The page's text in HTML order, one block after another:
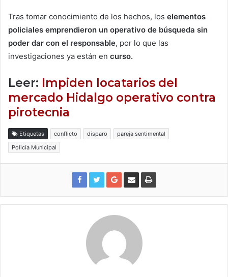
Tras tomar conocimiento de los hechos, los elementos
policiales emprendieron un operativo de búsqueda sin
poder dar con el responsable, por lo que las
investigaciones ya están en curso.
Leer: Impiden locatarios del
mercado Hidalgo operativo contra
pirotecnia
Etiquetas conflicto disparo
pareja sentimental
Policía Municipal